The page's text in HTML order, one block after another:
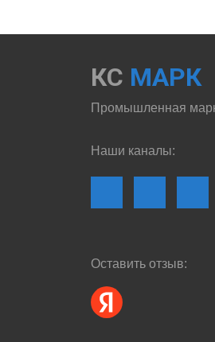
КС МАРК
Промышленная
Наши каналы:
Оставить отзыв: